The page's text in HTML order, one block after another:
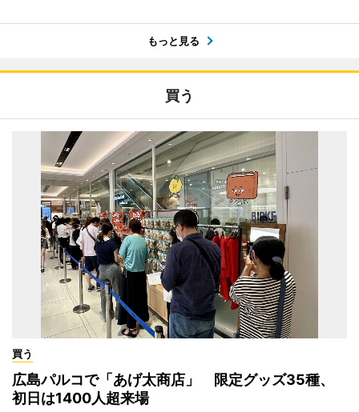
もっと見る
買う
買う
広島パルコで「あげ太商店」 限定グッズ35種、
初日は1400人超来場